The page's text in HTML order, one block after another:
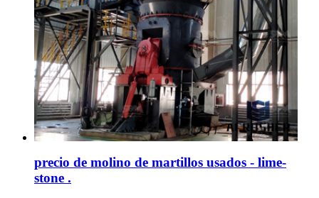
precio de molino de martillos usados - lime-
stone .